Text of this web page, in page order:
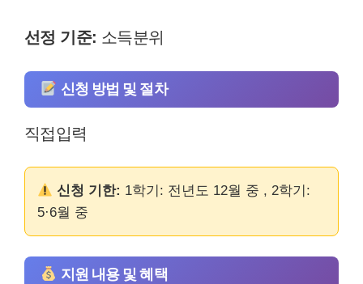
선정 기준: 소득분위
신청 방법 및 절차
직접입력
신청 기한: 1학기: 전년도 12월 중 , 2학기:
5·6월 중
지원 내용 및 혜택